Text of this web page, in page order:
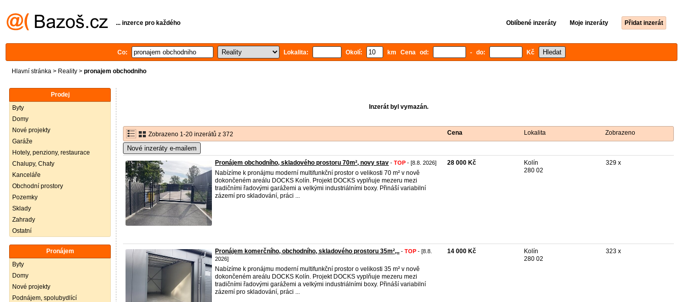
... inzerce pro každého Oblíbené inzeráty Moje inzeráty Přidat inzerát
Co: Lokalita: Okolí: km Cena od: - do: Kč
Hlavní stránka > Reality > pronajem obchodniho
Prodej
Byty
Domy
Nové projekty
Garáže
Hotely, penziony, restaurace
Chalupy, Chaty
Kanceláře
Obchodní prostory
Pozemky
Sklady
Zahrady
Ostatní
Pronájem
Byty
Domy
Nové projekty
Podnájem, spolubydlící
Inzerát byl vymazán.
Zobrazeno 1-20 inzerátů z 372 Cena Lokalita Zobrazeno
Nové inzeráty e-mailem
Pronájem obchodního, skladového prostoru 70m², novy stav - TOP - [8.8. 2026]
Nabízíme k pronájmu moderní multifunkční prostor o velikosti 70 m² v nově
dokončeném areálu DOCKS Kolín. Projekt DOCKS vyplňuje mezeru mezi
tradičními řadovými garážemi a velkými industriálními boxy. Přináší variabilní
zázemí pro skladování, práci ...
28 000 Kč
Kolín
280 02
329 x
Pronájem komerčního, obchodního, skladového prostoru 35m²,.. - TOP - [8.8.
2026]
Nabízíme k pronájmu moderní multifunkční prostor o velikosti 35 m² v nově
dokončeném areálu DOCKS Kolín. Projekt DOCKS vyplňuje mezeru mezi
tradičními řadovými garážemi a velkými industriálními boxy. Přináší variabilní
zázemí pro skladování, práci ...
14 000 Kč
Kolín
280 02
323 x